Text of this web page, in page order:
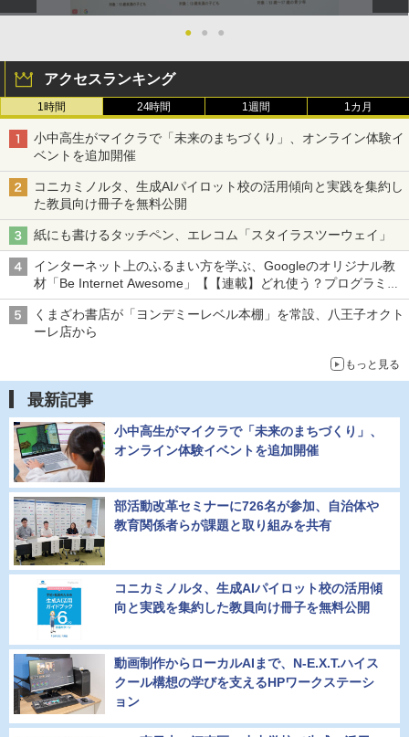
● ● ●
アクセスランキング
1時間 24時間 1週間 1カ月
小中高生がマイクラで「未来のまちづくり」、オンライン体験イ
ベントを追加開催
コニカミノルタ、生成AIパイロット校の活用傾向と実践を集約し
た教員向け冊子を無料公開
紙にも書けるタッチペン、エレコム「スタイラスツーウェイ」
インターネット上のふるまい方を学ぶ、Googleのオリジナル教
材「Be Internet Awesome」【【連載】どれ使う？プログラミン
グ教育ツール】
くまざわ書店が「ヨンデミーレベル本棚」を常設、八王子オクト
ーレ店から
もっと見る
最新記事
小中高生がマイクラで「未来のまちづくり」、
オンライン体験イベントを追加開催
部活動改革セミナーに726名が参加、自治体や
教育関係者らが課題と取り組みを共有
コニカミノルタ、生成AIパイロット校の活用傾
向と実践を集約した教員向け冊子を無料公開
動画制作からローカルAIまで、N-E.X.T.ハイス
クール構想の学びを支えるHPワークステーシ
ョン